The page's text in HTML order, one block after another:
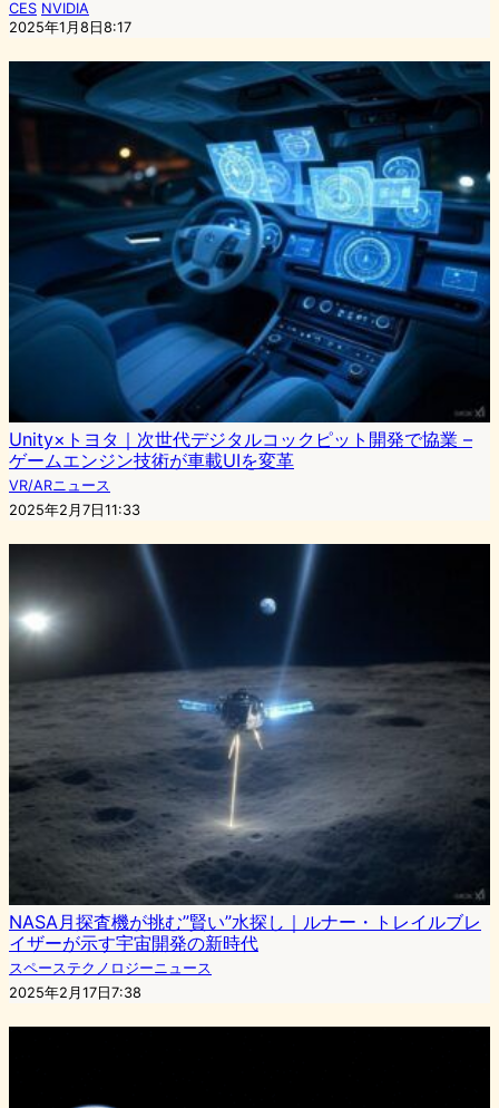
CES NVIDIA
2025年1月8日8:17
Unity×トヨタ｜次世代デジタルコックピット開発で協業 –
ゲームエンジン技術が車載UIを変革
VR/ARニュース
2025年2月7日11:33
NASA月探査機が挑む”賢い”水探し｜ルナー・トレイルブレ
イザーが示す宇宙開発の新時代
スペーステクノロジーニュース
2025年2月17日7:38